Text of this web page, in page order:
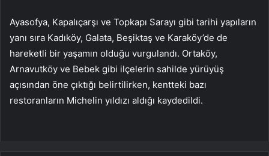
Ayasofya, Kapalıçarşı ve Topkapı Sarayı gibi tarihi yapıların
yanı sıra Kadıköy, Galata, Beşiktaş ve Karaköy’de de
hareketli bir yaşamın olduğu vurgulandı. Ortaköy,
Arnavutköy ve Bebek gibi ilçelerin sahilde yürüyüş
açısından öne çıktığı belirtilirken, kentteki bazı
restoranların Michelin yıldızı aldığı kaydedildi.